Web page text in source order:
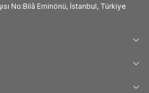
No:Bilâ Eminönü, İstanbul, Türkiye